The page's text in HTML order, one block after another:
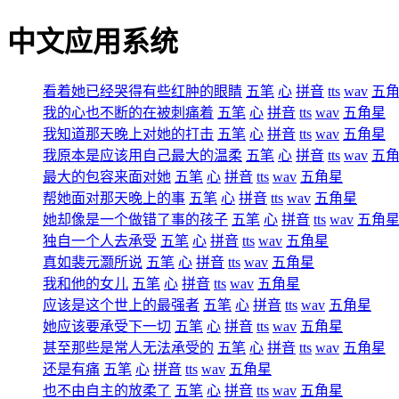
中文应用系统
看着她已经哭得有些红肿的眼睛 五笔 心 拼音 tts wav 五
我的心也不断的在被刺痛着 五笔 心 拼音 tts wav 五角星
我知道那天晚上对她的打击 五笔 心 拼音 tts wav 五角星
我原本是应该用自己最大的温柔 五笔 心 拼音 tts wav 五
最大的包容来面对她 五笔 心 拼音 tts wav 五角星
帮她面对那天晚上的事 五笔 心 拼音 tts wav 五角星
她却像是一个做错了事的孩子 五笔 心 拼音 tts wav 五角星
独自一个人去承受 五笔 心 拼音 tts wav 五角星
真如裴元灏所说 五笔 心 拼音 tts wav 五角星
我和他的女儿 五笔 心 拼音 tts wav 五角星
应该是这个世上的最强者 五笔 心 拼音 tts wav 五角星
她应该要承受下一切 五笔 心 拼音 tts wav 五角星
甚至那些是常人无法承受的 五笔 心 拼音 tts wav 五角星
还是有痛 五笔 心 拼音 tts wav 五角星
也不由自主的放柔了 五笔 心 拼音 tts wav 五角星